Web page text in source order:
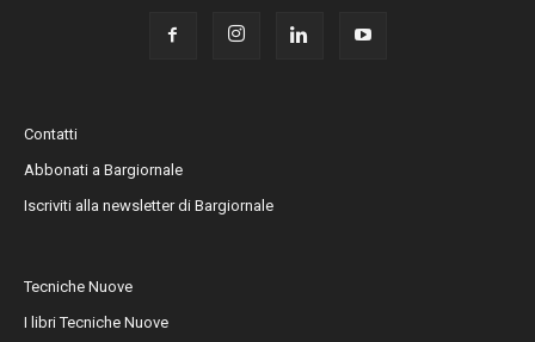
Contatti
Abbonati a Bargiornale
Iscriviti alla newsletter di Bargiornale
Tecniche Nuove
I libri Tecniche Nuove